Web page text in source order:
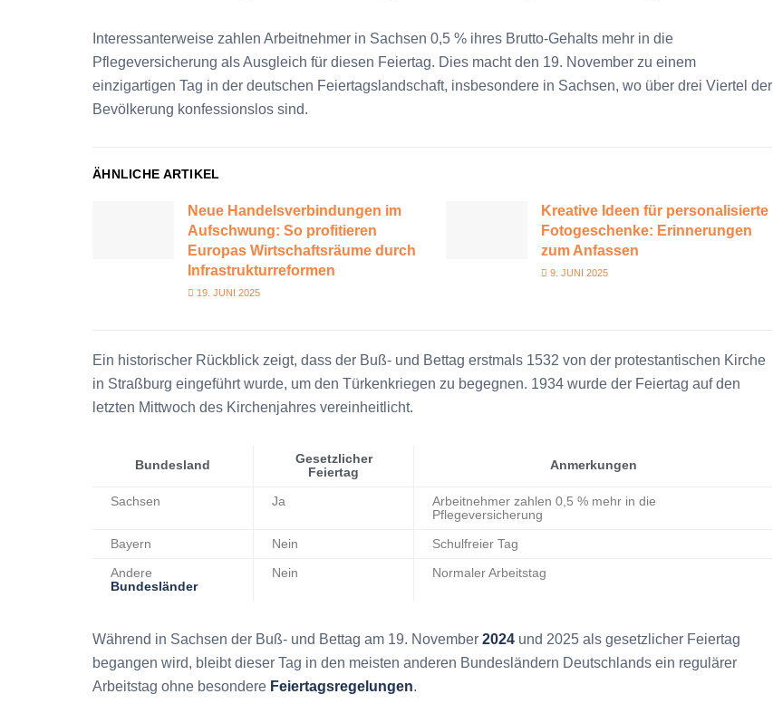
Interessanterweise zahlen Arbeitnehmer in Sachsen 0,5 % ihres Brutto-Gehalts mehr in die
Pflegeversicherung als Ausgleich für diesen Feiertag. Dies macht den 19. November zu einem
einzigartigen Tag in der deutschen Feiertagslandschaft, insbesondere in Sachsen, wo über drei Viertel der
Bevölkerung konfessionslos sind.
ÄHNLICHE ARTIKEL
Neue Handelsverbindungen im
Aufschwung: So profitieren
Europas Wirtschaftsräume durch
Infrastrukturreformen
19. JUNI 2025
Kreative Ideen für personalisierte
Fotogeschenke: Erinnerungen
zum Anfassen
9. JUNI 2025
Ein historischer Rückblick zeigt, dass der Buß- und Bettag erstmals 1532 von der protestantischen Kirche
in Straßburg eingeführt wurde, um den Türkenkriegen zu begegnen. 1934 wurde der Feiertag auf den
letzten Mittwoch des Kirchenjahres vereinheitlicht.
Bundesland
Gesetzlicher
Feiertag
Anmerkungen
Sachsen Ja
Arbeitnehmer zahlen 0,5 % mehr in die
Pflegeversicherung
Bayern Nein Schulfreier Tag
Andere
Bundesländer
Nein Normaler Arbeitstag
Während in Sachsen der Buß- und Bettag am 19. November 2024 und 2025 als gesetzlicher Feiertag
begangen wird, bleibt dieser Tag in den meisten anderen Bundesländern Deutschlands ein regulärer
Arbeitstag ohne besondere Feiertagsregelungen.